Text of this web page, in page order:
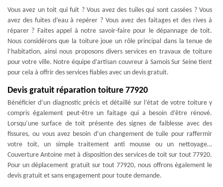
Vous avez un toit qui fuit ? Vous avez des tuiles qui sont cassées ? Vous
avez des fuites d’eau à repérer ? Vous avez des faitages et des rives à
réparer ? Faites appel à notre savoir-faire pour le dépannage de toit.
Nous considérons que la toiture joue un rôle principal dans la tenue de
l’habitation, ainsi nous proposons divers services en travaux de toiture
pour votre ville. Notre équipe d’artisan couvreur à Samois Sur Seine tient
pour cela à offrir des services fiables avec un devis gratuit.
Devis gratuit réparation toiture 77920
Bénéficier d’un diagnostic précis et détaillé sur l’état de votre toiture y
compris également peut-être un faitage qui a besoin d’être rénové.
Lorsqu’une surface de toit présente des signes de faiblesse avec des
fissures, ou vous avez besoin d’un changement de tuile pour raffermir
votre toit, un simple traitement anti mousse ou un nettoyage…
Couverture Antoine met à disposition des services de toit sur tout 77920.
Pour un déplacement gratuit sur tout 77920, nous offrons également le
devis gratuit et sans engagement pour toute demande.